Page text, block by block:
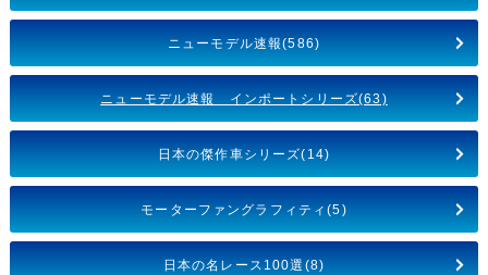
ニューモデル速報(586)
ニューモデル速報 インポートシリーズ(63)
日本の傑作車シリーズ(14)
モーターファングラフィティ(5)
日本の名レース100選(8)